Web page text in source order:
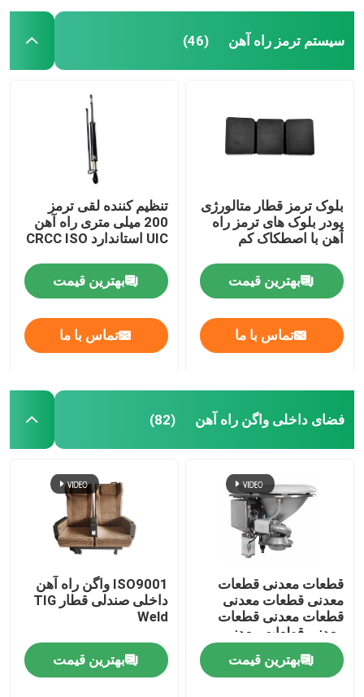
سیستم ترمز راه آهن (46)
بلوک ترمز قطار متالورژی
پودر بلوک های ترمز راه
آهن با اصطکاک کم
بهترین قیمت
تماس با ما
تنظیم کننده لقی ترمز
200 میلی متری راه آهن
UIC استاندارد CRCC ISO
بهترین قیمت
تماس با ما
فضای داخلی واگن راه آهن (82)
قطعات معدنی قطعات
معدنی قطعات معدنی
قطعات معدنی قطعات
معدنی قطعات معدنی
قطعات معدنی قطعات
معدنی قطعات معدنی
قطعات معدنی قطعات
بهترین قیمت
ISO9001 واگن راه آهن
داخلی صندلی قطار TIG
Weld
بهترین قیمت